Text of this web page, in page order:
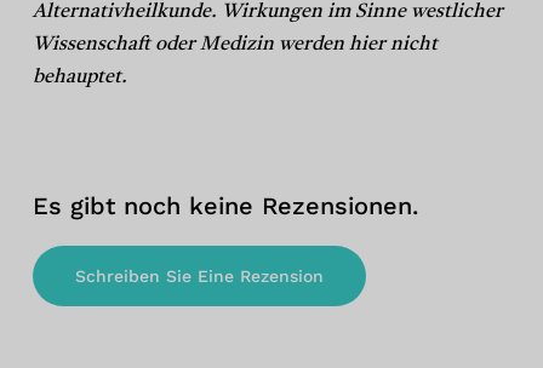
Alternativheilkunde. Wirkungen im Sinne westlicher
Wissenschaft oder Medizin werden hier nicht
behauptet.
Es gibt noch keine Rezensionen.
Schreiben Sie Eine Rezension